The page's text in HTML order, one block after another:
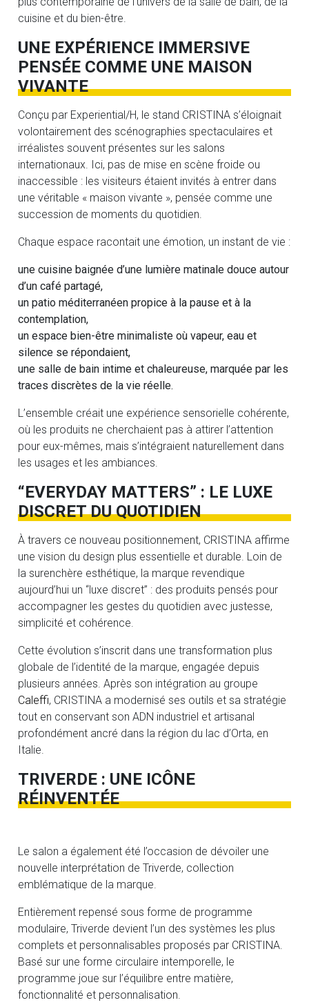
cuisine et du bien-être.
UNE EXPÉRIENCE IMMERSIVE
PENSÉE COMME UNE MAISON
VIVANTE
Conçu par Experiential/H, le stand CRISTINA s’éloignait
volontairement des scénographies spectaculaires et
irréalistes souvent présentes sur les salons
internationaux. Ici, pas de mise en scène froide ou
inaccessible : les visiteurs étaient invités à entrer dans
une véritable « maison vivante », pensée comme une
succession de moments du quotidien.
Chaque espace racontait une émotion, un instant de vie :
une cuisine baignée d’une lumière matinale douce autour
d’un café partagé,
un patio méditerranéen propice à la pause et à la
contemplation,
un espace bien-être minimaliste où vapeur, eau et
silence se répondaient,
une salle de bain intime et chaleureuse, marquée par les
traces discrètes de la vie réelle.
L’ensemble créait une expérience sensorielle cohérente,
où les produits ne cherchaient pas à attirer l’attention
pour eux-mêmes, mais s’intégraient naturellement dans
les usages et les ambiances.
“EVERYDAY MATTERS” : LE LUXE
DISCRET DU QUOTIDIEN
À travers ce nouveau positionnement, CRISTINA affirme
une vision du design plus essentielle et durable. Loin de
la surenchère esthétique, la marque revendique
aujourd’hui un “luxe discret” : des produits pensés pour
accompagner les gestes du quotidien avec justesse,
simplicité et cohérence.
Cette évolution s’inscrit dans une transformation plus
globale de l’identité de la marque, engagée depuis
plusieurs années. Après son intégration au groupe
Caleffi, CRISTINA a modernisé ses outils et sa stratégie
tout en conservant son ADN industriel et artisanal
profondément ancré dans la région du lac d’Orta, en
Italie.
TRIVERDE : UNE ICÔNE
RÉINVENTÉE
Le salon a également été l’occasion de dévoiler une
nouvelle interprétation de Triverde, collection
emblématique de la marque.
Entièrement repensé sous forme de programme
modulaire, Triverde devient l’un des systèmes les plus
complets et personnalisables proposés par CRISTINA.
Basé sur une forme circulaire intemporelle, le
programme joue sur l’équilibre entre matière,
fonctionnalité et personnalisation.